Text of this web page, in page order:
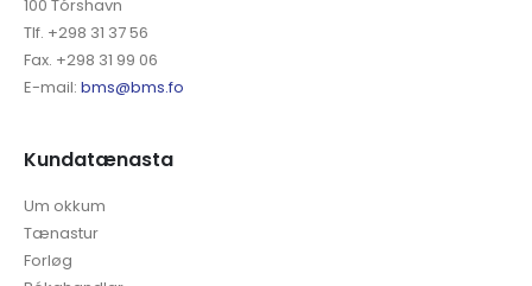
Tlf. +298 31 37 56
Fax. +298 31 99 06
E-mail: bms@bms.fo
Kundatænasta
Um okkum
Tænastur
Forløg